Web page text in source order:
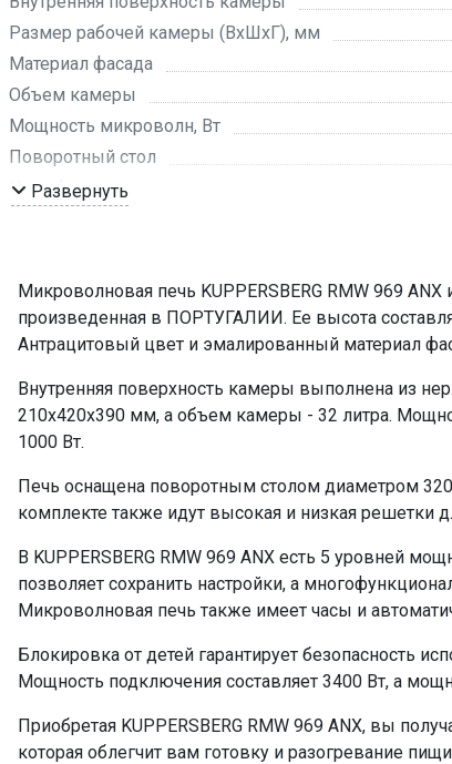
Размер рабочей камеры (ВхШхГ), мм
Материал фасада
Объем камеры
Мощность микроволн, Вт
Поворотный стол
Цвет фурнитуры
Уровни мощности
Автоматические программы
Мощность гриля, Вт
Функция памяти
Часы
Размораживание
Блокировка от детей
Управление
ПРОМО Скидка
Развернуть
Микроволновая печь KUPPERSBERG RMW 969
произведенная в ПОРТУГАЛИИ. Ее высота
Антрацитовый цвет и эмалированный материал
Внутренняя поверхность камеры выполнена из
210х420х390 мм, а объем камеры - 32 литра.
1000 Вт.
Печь оснащена поворотным столом диаметром
комплекте также идут высокая и низкая решетки
В KUPPERSBERG RMW 969 ANX есть 5 уровней
позволяет сохранить настройки, а
Микроволновая печь также имеет часы и
Блокировка от детей гарантирует безопасность
Мощность подключения составляет 3400 Вт, а
Приобретая KUPPERSBERG RMW 969 ANX, вы
которая облегчит вам готовку и разогревание